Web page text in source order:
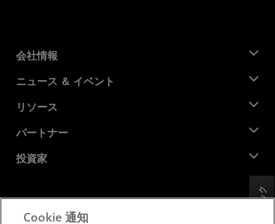
会社情報
AMD について
企業責任
キャリア
お問い合わせ
ニュース ＆ イベント
ニュースルーム
メディア ライブラリ
リソース
デベロッパー セントラル
ケース スタディ
パートナー
AMD パートナー ハブ
投資家
財務情報
取締役会
Cookie 通知